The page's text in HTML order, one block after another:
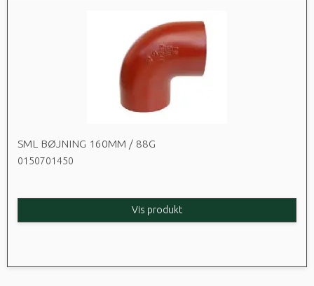
SML BØJNING 160MM / 88G
0150701450
Vis produkt